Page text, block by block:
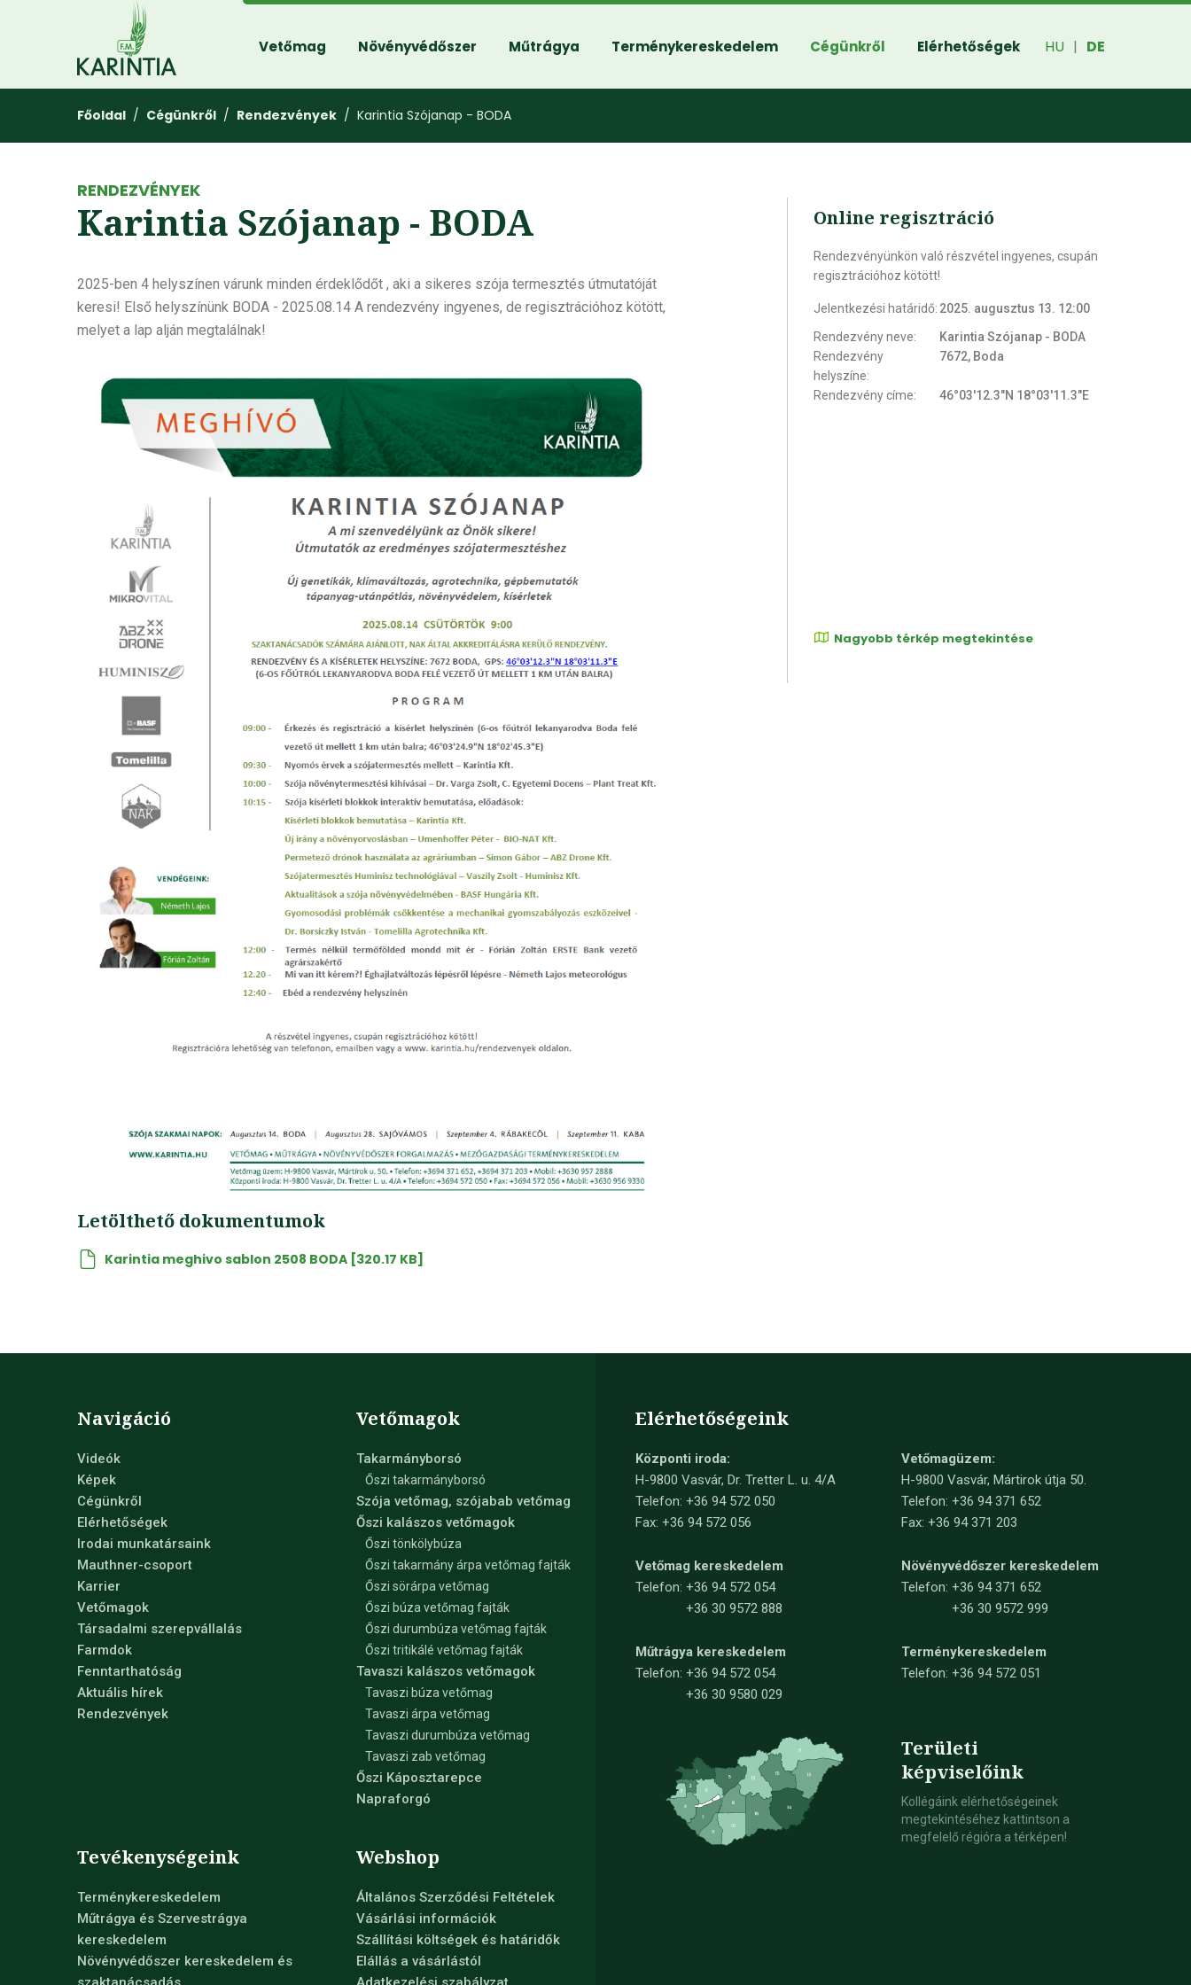
Vetőmag Növényvédőszer Műtrágya Terménykereskedelem Cégünkről Elérhetőségek HU | DE
Főoldal / Cégünkről / Rendezvények / Karintia Szójanap - BODA
RENDEZVÉNYEK
Karintia Szójanap - BODA
2025-ben 4 helyszínen várunk minden érdeklődőt , aki a sikeres szója termesztés útmutatóját
keresi! Első helyszínünk BODA - 2025.08.14 A rendezvény ingyenes, de regisztrációhoz kötött,
melyet a lap alján megtalálnak!
Letölthető dokumentumok
Karintia meghivo sablon 2508 BODA [320.17 KB]
Online regisztráció
Rendezvényünkön való részvétel ingyenes, csupán
regisztrációhoz kötött!
Jelentkezési határidő: 2025. augusztus 13. 12:00
Rendezvény neve:
Karintia Szójanap - BODA
Rendezvény
helyszíne:
7672, Boda
Rendezvény címe: 46°03'12.3"N 18°03'11.3"E
Nagyobb térkép megtekintése
Navigáció
Videók
Képek
Cégünkről
Elérhetőségek
Irodai munkatársaink
Mauthner-csoport
Karrier
Vetőmagok
Társadalmi szerepvállalás
Farmdok
Fenntarthatóság
Aktuális hírek
Rendezvények
Vetőmagok
Takarmányborsó
Őszi takarmányborsó
Szója vetőmag, szójabab vetőmag
Őszi kalászos vetőmagok
Őszi tönkölybúza
Őszi takarmány árpa vetőmag fajták
Őszi sörárpa vetőmag
Őszi búza vetőmag fajták
Őszi durumbúza vetőmag fajták
Őszi tritikálé vetőmag fajták
Tavaszi kalászos vetőmagok
Tavaszi búza vetőmag
Tavaszi árpa vetőmag
Tavaszi durumbúza vetőmag
Tavaszi zab vetőmag
Őszi Káposztarepce
Napraforgó
Tevékenységeink
Terménykereskedelem
Műtrágya és Szervestrágya
kereskedelem
Növényvédőszer kereskedelem és
Webshop
Általános Szerződési Feltételek
Vásárlási információk
Szállítási költségek és határidők
Elállás a vásárlástól
Elérhetőségeink
Központi iroda:
H-9800 Vasvár, Dr. Tretter L. u. 4/A
Telefon: +36 94 572 050
Fax: +36 94 572 056
Vetőmagüzem:
H-9800 Vasvár, Mártirok útja 50.
Telefon: +36 94 371 652
Fax: +36 94 371 203
Vetőmag kereskedelem
Telefon: +36 94 572 054
+36 30 9572 888
Növényvédőszer kereskedelem
Telefon: +36 94 371 652
+36 30 9572 999
Műtrágya kereskedelem
Telefon: +36 94 572 054
+36 30 9580 029
Terménykereskedelem
Telefon: +36 94 572 051
Területi
képviselőink
Kollégáink elérhetőségeinek
megtekintéséhez kattintson a
megfelelő régióra a térképen!